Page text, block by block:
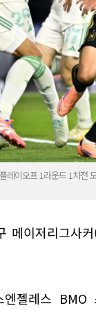
레이오프 1라운드 1차전
메이저리그사
젤레스 BMO